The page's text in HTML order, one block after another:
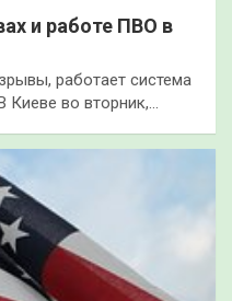
и работе ПВО в
работает система
во вторник,…